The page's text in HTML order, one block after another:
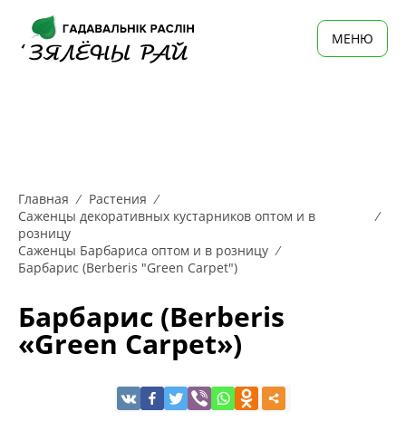
MЕНЮ
Главная
Растения
Саженцы декоративных кустарников оптом и в
розницу
Саженцы Барбариса оптом и в розницу
Барбарис (Berberis "Green Carpet")
Барбарис (Berberis
«Green Carpet»)